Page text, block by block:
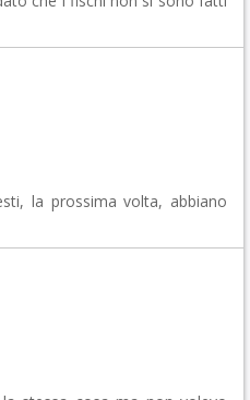
la prossima volta, abbiano